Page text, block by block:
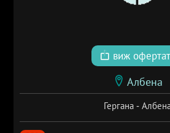
виж
Албена
Гергана -